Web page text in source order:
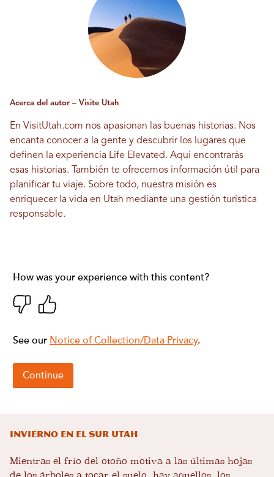
Acerca del autor – Visite Utah
En VisitUtah.com nos apasionan las buenas historias. Nos
encanta conocer a la gente y descubrir los lugares que
definen la experiencia Life Elevated. Aquí encontrarás
esas historias. También te ofrecemos información útil para
planificar tu viaje. Sobre todo, nuestra misión es
enriquecer la vida en Utah mediante una gestión turística
responsable.
Invierno en el sur Utah
Mientras el frío del otoño motiva a las últimas hojas